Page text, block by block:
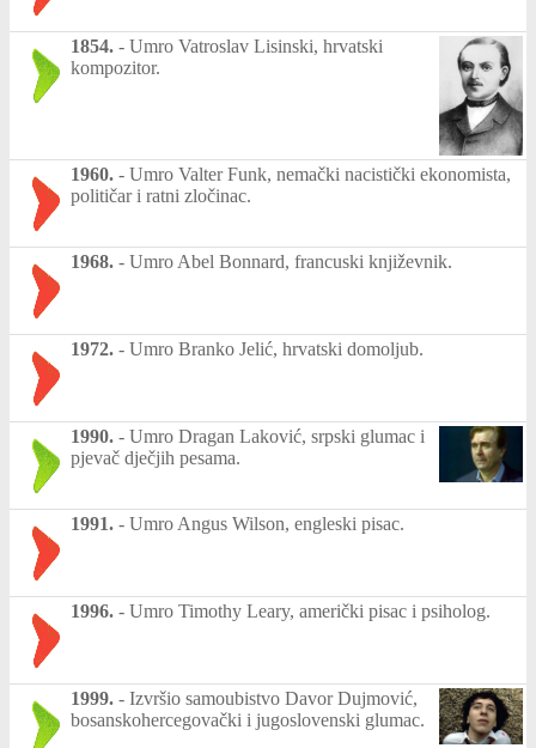
1854. - Umro Vatroslav Lisinski, hrvatski
kompozitor.
1960. - Umro Valter Funk, nemački nacistički ekonomista,
političar i ratni zločinac.
1968. - Umro Abel Bonnard, francuski književnik.
1972. - Umro Branko Jelić, hrvatski domoljub.
1990. - Umro Dragan Laković, srpski glumac i
pjevač dječjih pesama.
1991. - Umro Angus Wilson, engleski pisac.
1996. - Umro Timothy Leary, američki pisac i psiholog.
1999. - Izvršio samoubistvo Davor Dujmović,
bosanskohercegovački i jugoslovenski glumac.